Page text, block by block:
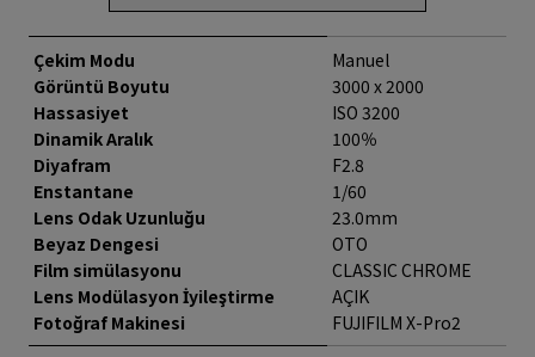
Çekim Modu
Görüntü Boyutu
Hassasiyet
Dinamik Aralık
Diyafram
Enstantane
Lens Odak Uzunluğu
Beyaz Dengesi
Film simülasyonu
Lens Modülasyon İyileştirme
Fotoğraf Makinesi
Manuel
3000 x 2000
ISO 3200
100％
F2.8
1/60
23.0mm
OTO
CLASSIC CHROME
AÇIK
FUJIFILM X-Pro2